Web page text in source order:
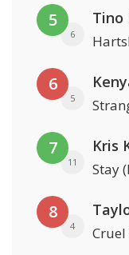
5
6
Tino
6
5
7
11 Stay
8
4